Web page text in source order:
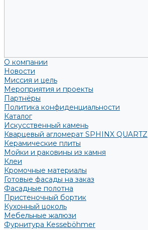
О компании
Новости
Миссия и цель
Мероприятия и проекты
Партнёры
Политика конфиденциальности
Каталог
Искусственный камень
Кварцевый агломерат SPHINX QUARTZ
Керамические плиты
Мойки и раковины из камня
Клеи
Кромочные материалы
Готовые фасады на заказ
Фасадные полотна
Пристеночный бортик
Кухонный цоколь
Мебельные жалюзи
Фурнитура Kesseböhmer